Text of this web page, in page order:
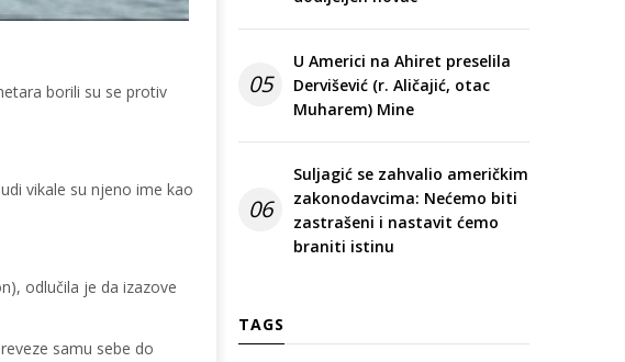
borili su se protiv
vikale su njeno ime kao
odlučila je da izazove
samu sebe do
05
U Americi na Ahiret preselila
Dervišević (r. Aličajić, otac
Muharem) Mine
06
Suljagić se zahvalio američkim
zakonodavcima: Nećemo biti
zastrašeni i nastavit ćemo
braniti istinu
TAGS